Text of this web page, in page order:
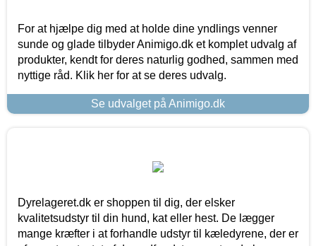
For at hjælpe dig med at holde dine yndlings venner
sunde og glade tilbyder Animigo.dk et komplet udvalg af
produkter, kendt for deres naturlig godhed, sammen med
nyttige råd. Klik her for at se deres udvalg.
Se udvalget på Animigo.dk
Dyrelageret.dk er shoppen til dig, der elsker
kvalitetsudstyr til din hund, kat eller hest. De lægger
mange kræfter i at forhandle udstyr til kæledyrene, der er